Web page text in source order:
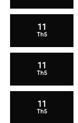
11
Th5
11
Th5
11
Th5